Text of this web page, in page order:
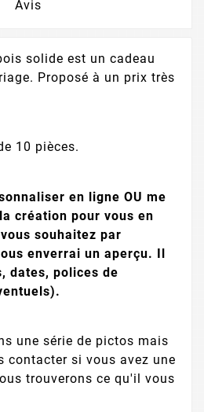
Avis
solide est un cadeau
Proposé à un prix très
10 pièces.
en ligne OU me
création pour vous en
souhaitez par
enverrai un aperçu. Il
dates, polices de
une série de pictos mais
contacter si vous avez une
trouverons ce qu'il vous